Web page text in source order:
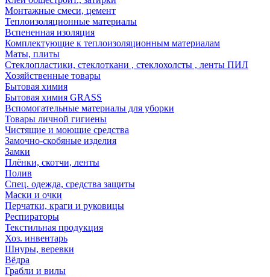
Монтажные смеси, цемент
Теплоизоляционные материалы
Вспененная изоляция
Комплектующие к теплоизоляционным материалам
Маты, плиты
Стеклопластики, стеклоткани , стеклохолсты , ленты ПИЛ
Хозяйственные товары
Бытовая химия
Бытовая химия GRASS
Вспомогательные материалы для уборки
Товары личной гигиены
Чистящие и моющие средства
Замочно-скобяные изделия
Замки
Плёнки, скотчи, ленты
Полив
Спец. одежда, средства защиты
Маски и очки
Перчатки, краги и руковицы
Респираторы
Текстильная продукция
Хоз. инвентарь
Шнуры, веревки
Вёдра
Грабли и вилы